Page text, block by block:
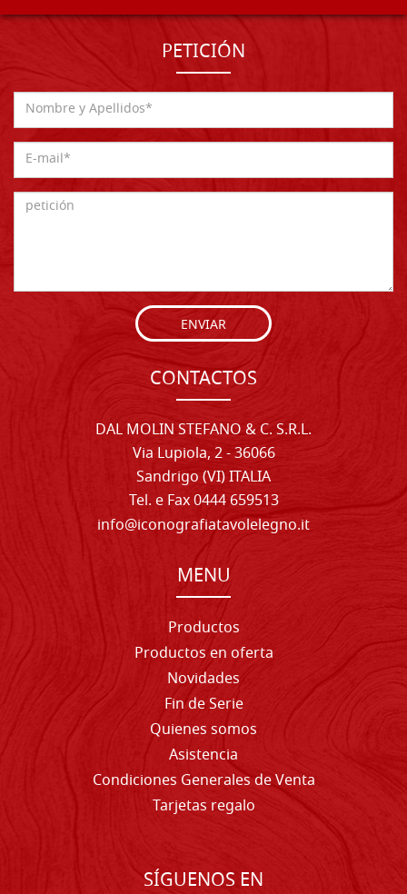
PETICIÓN
ENVIAR
CONTACTOS
DAL MOLIN STEFANO & C. S.R.L.
Via Lupiola, 2 - 36066
Sandrigo (VI) ITALIA
Tel. e Fax 0444 659513
info@iconografiatavolelegno.it
MENU
Productos
Productos en oferta
Novidades
Fin de Serie
Quienes somos
Asistencia
Condiciones Generales de Venta
Tarjetas regalo
SÍGUENOS EN